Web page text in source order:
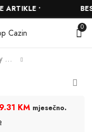
•
0
Beverly Hills Polo Club
198.00KM
Beverly Hills Polo
234.00KM
9.31 KM mjesečno.